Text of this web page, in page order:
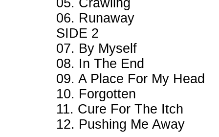
05. Crawling
06. Runaway
SIDE 2
07. By Myself
08. In The End
09. A Place For My Head
10. Forgotten
11. Cure For The Itch
12. Pushing Me Away